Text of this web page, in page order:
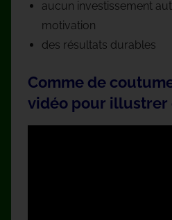
aucun investissement
motivation
des résultats durables
Comme de
vidéo pour illustrer